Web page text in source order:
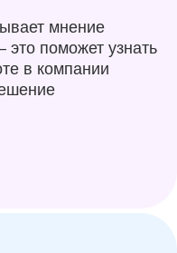
мнение
поможет узнать
в компании